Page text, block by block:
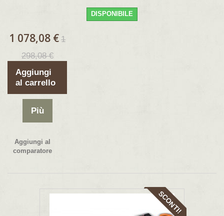
DISPONIBILE
1 078,08 € 1
298,08 €
Aggiungi
al carrello
Più
Aggiungi al
comparatore
SCONTI!